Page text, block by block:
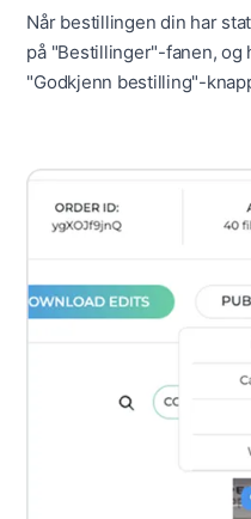
Når bestillingen din har
på "Bestillinger"-fanen, og
"Godkjenn bestilling"-